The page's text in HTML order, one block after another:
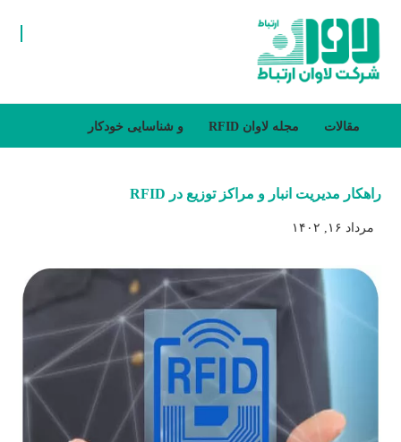
مقالات مجله لاوان RFID و شناسایی خودکار
راهکار مدیریت انبار و مراکز توزیع در RFID
مرداد ۱۶, ۱۴۰۲